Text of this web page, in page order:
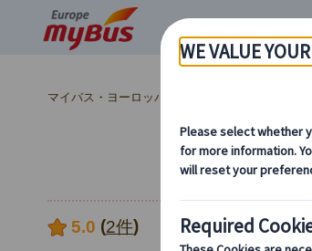
マイバス・ヨーロッパ
自由自在
5.0 (2件)